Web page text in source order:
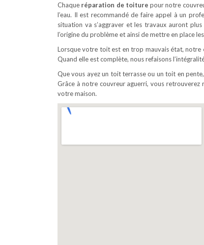
Chaque réparation de toiture pour notre
l’eau. Il est recommandé de faire appel à un
situation va s’aggraver et les travaux auront
l’origine du problème et ainsi de mettre en place
Lorsque votre toit est en trop mauvais état, notre
Quand elle est complète, nous refaisons
Que vous ayez un toit terrasse ou un toit en
Grâce à notre couvreur aguerri, vous
votre maison.